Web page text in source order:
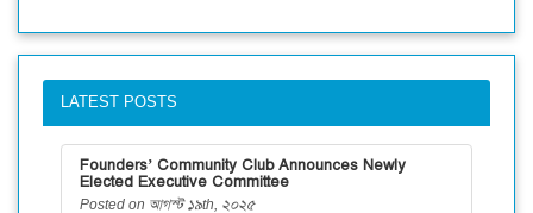
LATEST POSTS
Founders’ Community Club Announces Newly
Elected Executive Committee
Posted on আগস্ট ১৯th, ২০২৫